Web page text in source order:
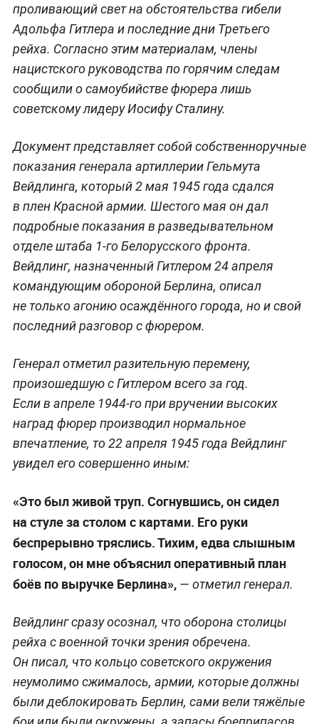
проливающий свет на обстоятельства гибели
Адольфа Гитлера и последние дни Третьего
рейха. Согласно этим материалам, члены
нацистского руководства по горячим следам
сообщили о самоубийстве фюрера лишь
советскому лидеру Иосифу Сталину.
Документ представляет собой собственноручные
показания генерала артиллерии Гельмута
Вейдлинга, который 2 мая 1945 года сдался
в плен Красной армии. Шестого мая он дал
подробные показания в разведывательном
отделе штаба 1-го Белорусского фронта.
Вейдлинг, назначенный Гитлером 24 апреля
командующим обороной Берлина, описал
не только агонию осаждённого города, но и свой
последний разговор с фюрером.
Генерал отметил разительную перемену,
произошедшую с Гитлером всего за год.
Если в апреле 1944-го при вручении высоких
наград фюрер производил нормальное
впечатление, то 22 апреля 1945 года Вейдлинг
увидел его совершенно иным:
«Это был живой труп. Согнувшись, он сидел
на стуле за столом с картами. Его руки
беспрерывно тряслись. Тихим, едва слышным
голосом, он мне объяснил оперативный план
боёв по выручке Берлина»,— отметил генерал.
Вейдлинг сразу осознал, что оборона столицы
рейха с военной точки зрения обречена.
Он писал, что кольцо советского окружения
неумолимо сжималось, армии, которые должны
были деблокировать Берлин, сами вели тяжёлые